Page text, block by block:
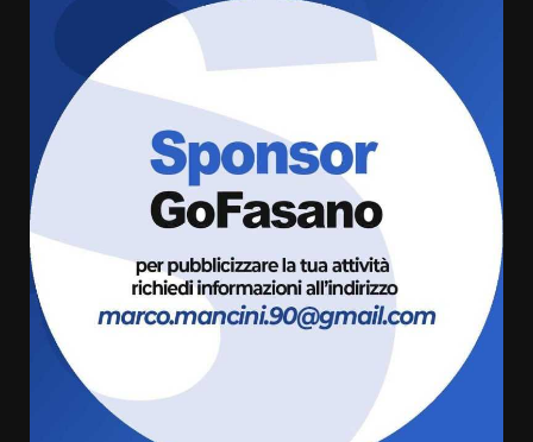
La Banda Città di Fasano apre
ufficialmente la Festa di
8 Agosto 2026 11:00
Savelletri in festa, domani sera
grande spettacolo con Uccio De
Santis